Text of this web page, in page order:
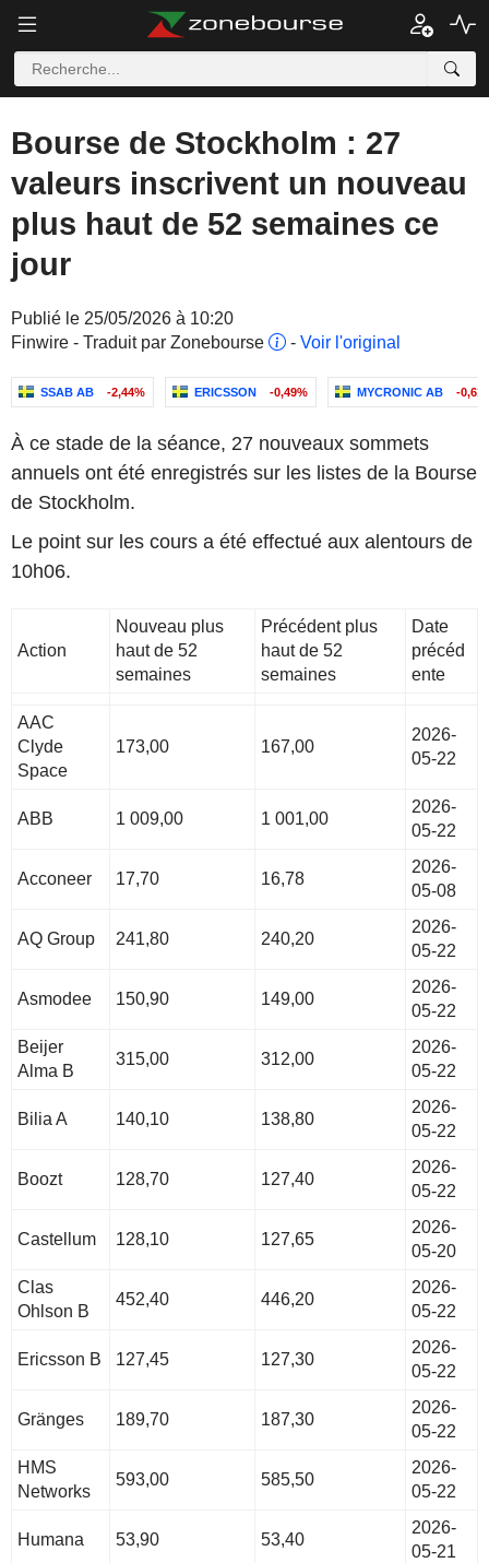
Bourse de Stockholm : 27
valeurs inscrivent un nouveau
plus haut de 52 semaines ce
jour
Publié le 25/05/2026 à 10:20
Finwire - Traduit par Zonebourse
- Voir l'original
SSAB AB -2,44% ERICSSON -0,49% MYCRONIC AB -
À ce stade de la séance, 27 nouveaux sommets
annuels ont été enregistrés sur les listes de la Bourse
de Stockholm.
Le point sur les cours a été effectué aux alentours de
10h06.
Action
Nouveau plus
haut de 52
semaines
Précédent plus
haut de 52
semaines
Date
précéd
ente
AAC
Clyde
Space
173,00 167,00
2026-
05-22
ABB 1 009,00 1 001,00
2026-
05-22
Acconeer 17,70 16,78
2026-
05-08
AQ Group 241,80 240,20
2026-
05-22
Asmodee 150,90 149,00
2026-
05-22
Beijer
Alma B
315,00 312,00
2026-
05-22
Bilia A 140,10 138,80
2026-
05-22
Boozt 128,70 127,40
2026-
05-22
Castellum 128,10 127,65
2026-
05-20
Clas
Ohlson B
452,40 446,20
2026-
05-22
Ericsson B 127,45 127,30
2026-
05-22
Gränges 189,70 187,30
2026-
05-22
HMS
Networks
593,00 585,50
2026-
05-22
Humana 53,90 53,40
2026-
05-21